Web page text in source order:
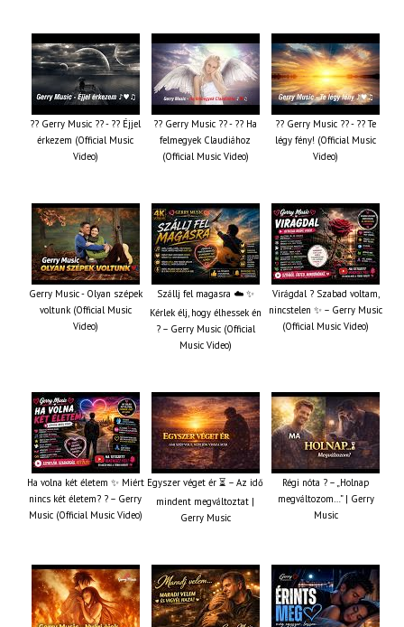
?? Gerry Music ?? - ?? Éjjel
érkezem (Official Music
Video)
?? Gerry Music ?? - ?? Ha
felmegyek Claudiához
(Official Music Video)
?? Gerry Music ?? - ?? Te
légy fény! (Official Music
Video)
Gerry Music - Olyan szépek
voltunk (Official Music
Video)
Szállj fel magasra ☁️ ✨
Kérlek élj, hogy élhessek én
? – Gerry Music (Official
Music Video)
Virágdal ? Szabad voltam,
nincstelen ✨ – Gerry Music
(Official Music Video)
Ha volna két életem ✨ Miért
nincs két életem? ? – Gerry
Music (Official Music Video)
Egyszer véget ér ⏳ – Az idő
mindent megváltoztat |
Gerry Music
Régi nóta ? – „Holnap
megváltozom…” | Gerry
Music